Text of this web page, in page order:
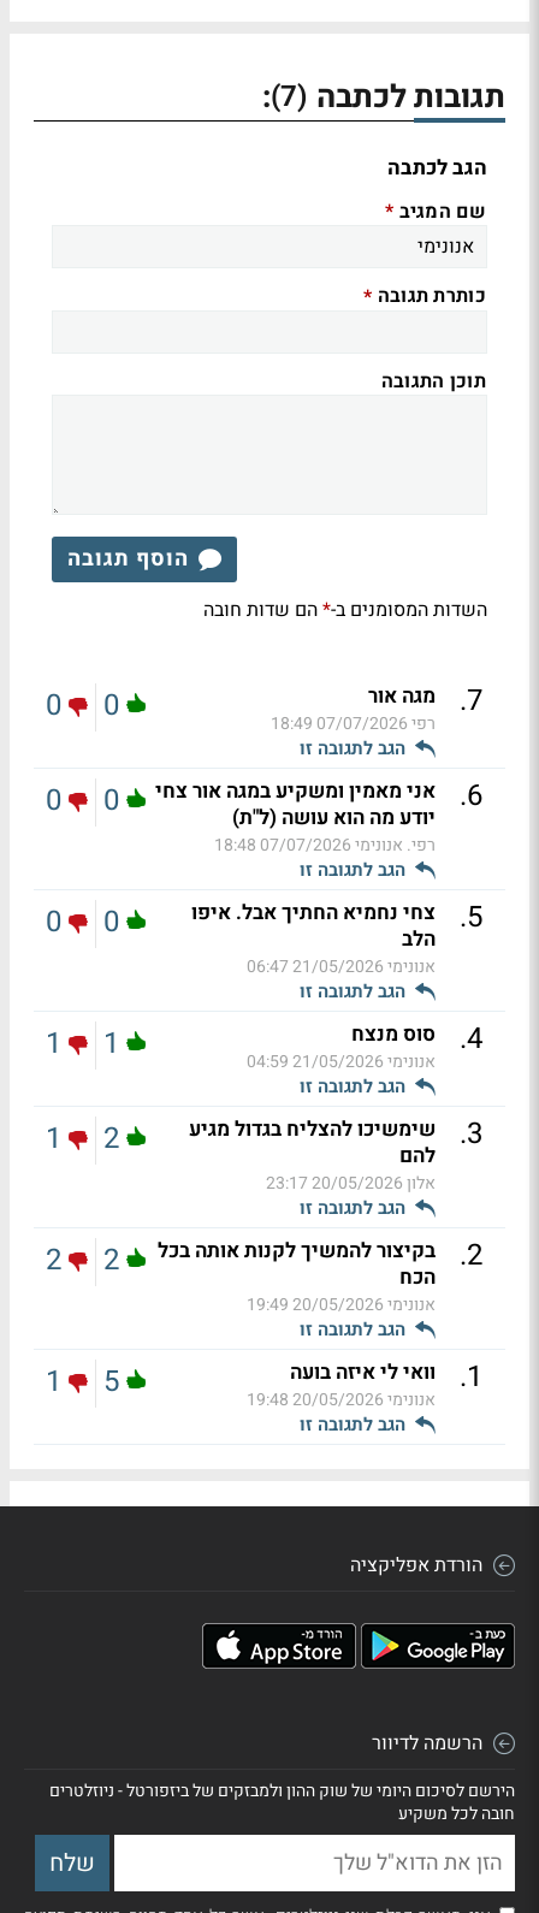
תגובות לכתבה (7)
:
הגב לכתבה
שם המגיב *
כותרת תגובה *
תוכן התגובה
הוסף תגובה
השדות המסומנים ב-*הם שדות חובה
7
. מגה אור
רפי07/07/2026 18:49
הגב לתגובה זו
0
0
6
.
אני מאמין ומשקיע במגה אור צחי
יודע מה הוא עושה (ל"ת)
רפי. אנונימי07/07/2026 18:48
הגב לתגובה זו
0
0
5
.
צחי נחמיא החתיך אבל. איפו
הלב
אנונימי21/05/2026 06:47
הגב לתגובה זו
0
0
4
. סוס מנצח
אנונימי21/05/2026 04:59
הגב לתגובה זו
1
1
3
.
שימשיכו להצליח בגדול מגיע
להם
אלון20/05/2026 23:17
הגב לתגובה זו
2
1
2
.
בקיצור להמשיך לקנות אותה בכל
הכח
אנונימי20/05/2026 19:49
הגב לתגובה זו
2
2
1
. וואי לי איזה בועה
אנונימי20/05/2026 19:48
הגב לתגובה זו
5
1
הורדת אפליקציה
הרשמה לדיוור
הירשם לסיכום היומי של שוק ההון ולמבזקים של ביזפורטל - ניוזלטרים
חובה לכל משקיע